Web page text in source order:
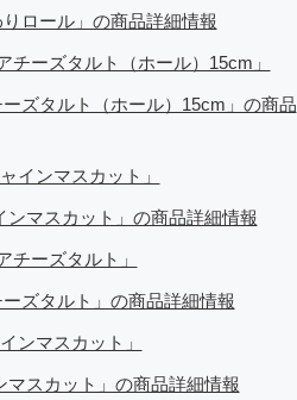
ロール」の商品詳細情報
ーズタルト（ホール）15cm」
ズタルト（ホール）15cm」の商品
インマスカット」
マスカット」の商品詳細情報
ーズタルト」
ズタルト」の商品詳細情報
ンマスカット」
スカット」の商品詳細情報